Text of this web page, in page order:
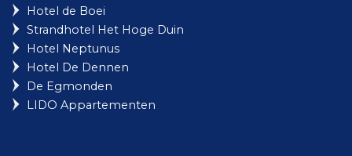
Hotel de Boei
Strandhotel Het Hoge Duin
Hotel Neptunus
Hotel De Dennen
De Egmonden
LIDO Appartementen